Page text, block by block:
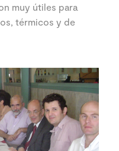
muy útiles para
térmicos y de